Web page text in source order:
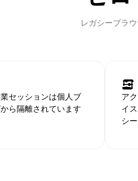
レガシーブラ
セッションは個人ブ
ら隔離されています
ア
イ
シ